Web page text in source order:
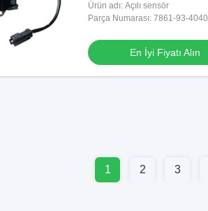
Ürün adı: Açılı sensör
Parça Numarası: 7861-93-4040
En İyi Fiyatı Alın
1 2 3